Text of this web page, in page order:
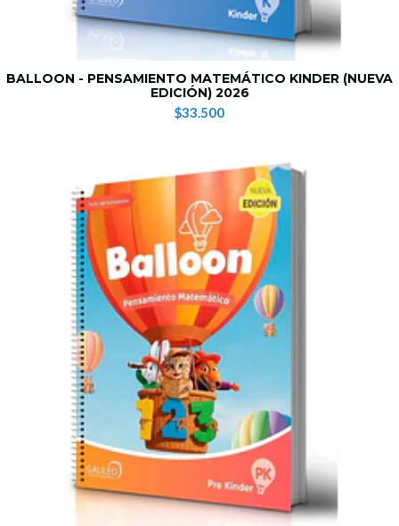
BALLOON - PENSAMIENTO MATEMÁTICO KINDER (NUEVA
EDICIÓN) 2026
$33.500